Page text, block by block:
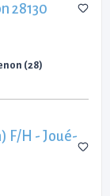
28130
(28)
F/H - Joué-